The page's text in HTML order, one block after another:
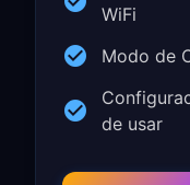
WiFi
Modo de
de usar